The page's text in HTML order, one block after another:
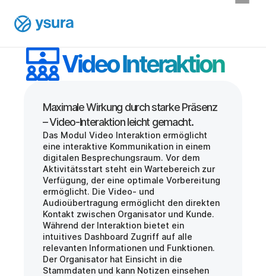
Video Interaktion
Maximale Wirkung durch starke Präsenz
– Video-Interaktion leicht gemacht.
Das Modul Video Interaktion ermöglicht
eine interaktive Kommunikation in einem
digitalen Besprechungsraum. Vor dem
Aktivitätsstart steht ein Wartebereich zur
Verfügung, der eine optimale Vorbereitung
ermöglicht. Die Video- und
Audioübertragung ermöglicht den direkten
Kontakt zwischen Organisator und Kunde.
Während der Interaktion bietet ein
intuitives Dashboard Zugriff auf alle
relevanten Informationen und Funktionen.
Der Organisator hat Einsicht in die
Stammdaten und kann Notizen einsehen